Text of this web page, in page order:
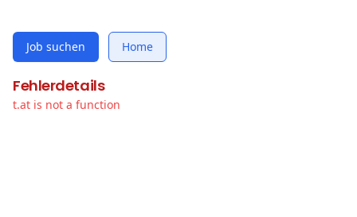
Job suchen Home
Fehlerdetails
t.at is not a function